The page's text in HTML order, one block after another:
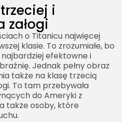
i
załogi
o Titanicu najwięcej
klasie. To zrozumiałe, bo
efektowne i
Jednak pełny obraz
także na klasę trzecią
To tam przebywała
do Ameryki z
także osoby, które